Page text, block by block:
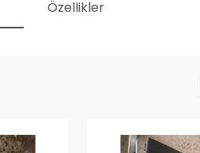
Özellikler